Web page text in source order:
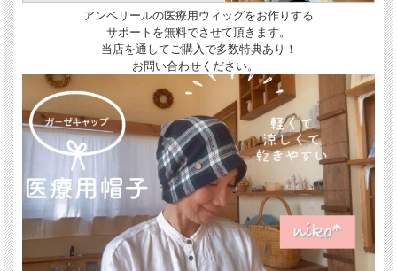
アンベリールの医療用ウィッグをお作りする
サポートを無料でさせて頂きます。
当店を通してご購入で多数特典あり！
お問い合わせください。